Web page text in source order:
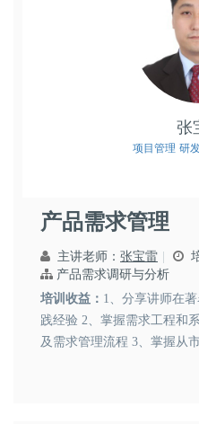
张
项目管理 研
产品需求管理
主讲老师： 张宝雷
产品需求调研与分析
培训收益： 1、分享讲师在
践经验 2、掌握需求工程和
及需求管理流程 3、掌握从